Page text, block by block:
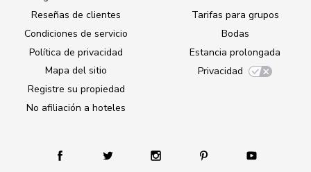
Reseñas de clientes
Condiciones de servicio
Política de privacidad
Mapa del sitio
Registre su propiedad
No afiliación a hoteles
Tarifas para grupos
Bodas
Estancia prolongada
Privacidad